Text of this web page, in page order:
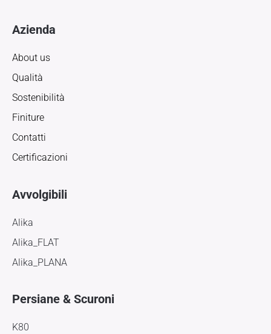
Azienda
About us
Qualità
Sostenibilità
Finiture
Contatti
Certificazioni
Avvolgibili
Alika
Alika_FLAT
Alika_PLANA
Persiane & Scuroni
K80